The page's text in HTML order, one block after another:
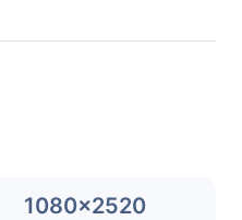
1080x2520